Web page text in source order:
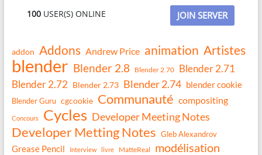
100 USER(S) ONLINE JOIN SERVER
addon Addons Andrew Price animation Artistes
blender Blender 2.8 Blender 2.70
Blender 2.71
Blender 2.72 Blender 2.73 Blender 2.74 blender cookie
Blender Guru cgcookie Communauté compositing
Concours Cycles Developer Meeting Notes
Developer Metting Notes Gleb Alexandrov
Grease Pencil Interview livre MatteReal modélisation